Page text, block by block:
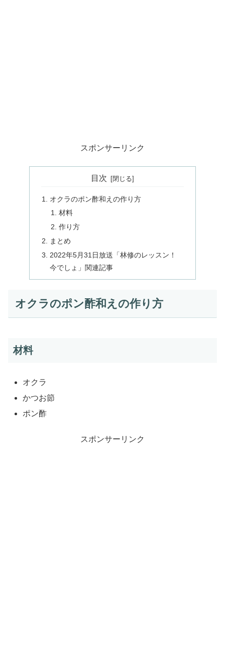
スポンサーリンク
目次
オクラのポン酢和えの作り方
材料
作り方
まとめ
2022年5月31日放送「林修のレッスン！
今でしょ」関連記事
オクラのポン酢和えの作り方
材料
オクラ
かつお節
ポン酢
スポンサーリンク